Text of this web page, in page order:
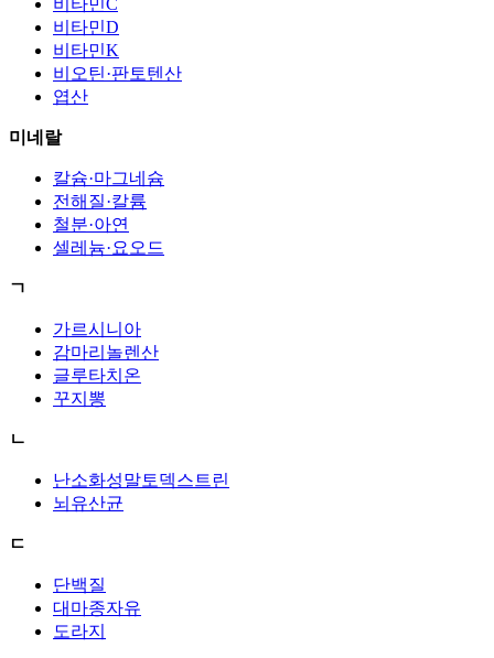
비타민D
비타민K
비오틴·판토텐산
엽산
미네랄
칼슘·마그네슘
전해질·칼륨
철분·아연
셀레늄·요오드
ㄱ
가르시니아
감마리놀렌산
글루타치온
꾸지뽕
ㄴ
난소화성말토덱스트린
뇌유산균
ㄷ
단백질
대마종자유
도라지